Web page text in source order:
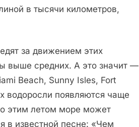
в тысячи километров,
за движением этих
выше средних. А это значит —
Beach, Sunny Isles, Fort
водоросли появляются чаще
этим летом море может
в известной песне: «Чем